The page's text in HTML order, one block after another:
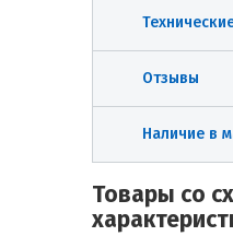
Отзывы
Наличие в
Товары со